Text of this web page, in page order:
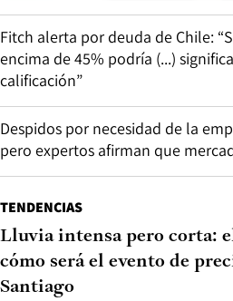
Fitch alerta por deuda de Chile:
encima de 45% podría (...)
calificación”
Despidos por necesidad de la
pero expertos afirman que
TENDENCIAS
Lluvia intensa pero corta:
cómo será el evento de
Santiago